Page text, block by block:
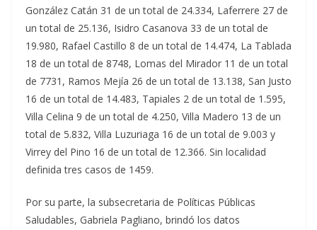
González Catán 31 de un total de 24.334, Laferrere 27 de
un total de 25.136, Isidro Casanova 33 de un total de
19.980, Rafael Castillo 8 de un total de 14.474, La Tablada
18 de un total de 8748, Lomas del Mirador 11 de un total
de 7731, Ramos Mejía 26 de un total de 13.138, San Justo
16 de un total de 14.483, Tapiales 2 de un total de 1.595,
Villa Celina 9 de un total de 4.250, Villa Madero 13 de un
total de 5.832, Villa Luzuriaga 16 de un total de 9.003 y
Virrey del Pino 16 de un total de 12.366. Sin localidad
definida tres casos de 1459.
Por su parte, la subsecretaria de Políticas Públicas
Saludables, Gabriela Pagliano, brindó los datos